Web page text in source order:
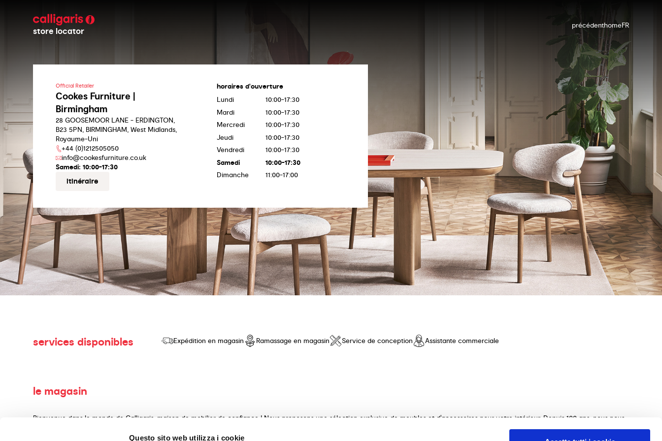
Questo sito web utilizza i cookie
store locator
précédenthomeFR
Official Retailer
Cookes Furniture |
Birmingham
28 GOOSEMOOR LANE - ERDINGTON,
B23 5PN, BIRMINGHAM, West Midlands,
Royaume-Uni
+44 (0)1212505050
info@cookesfurniture.co.uk
Samedi: 10:00-17:30
itinéraire
horaires d'ouverture
Lundi
10:00-17:30
Mardi
10:00-17:30
Mercredi
10:00-17:30
Jeudi
10:00-17:30
Vendredi
10:00-17:30
Samedi
10:00-17:30
Dimanche
11:00-17:00
services disponibles Expédition en magasin Ramassage en magasin Service de conception Assistante commerciale
le magasin
Bienvenue dans le monde de Calligaris, maison de mobilier de confiance ! Nous proposons une sélection exclusive de meubles et d'accessoires pour votre intérieur. Depuis 100 ans, nous nous
consacrons à la production et à la vente de produits de haute qualité, au design innovant et au confort inégalé. Découvrez nos collections de tables, chaises, lits, canapés et éléments